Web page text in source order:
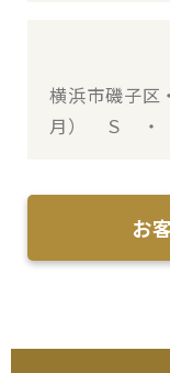
横浜市磯子区
月） Ｓ
お